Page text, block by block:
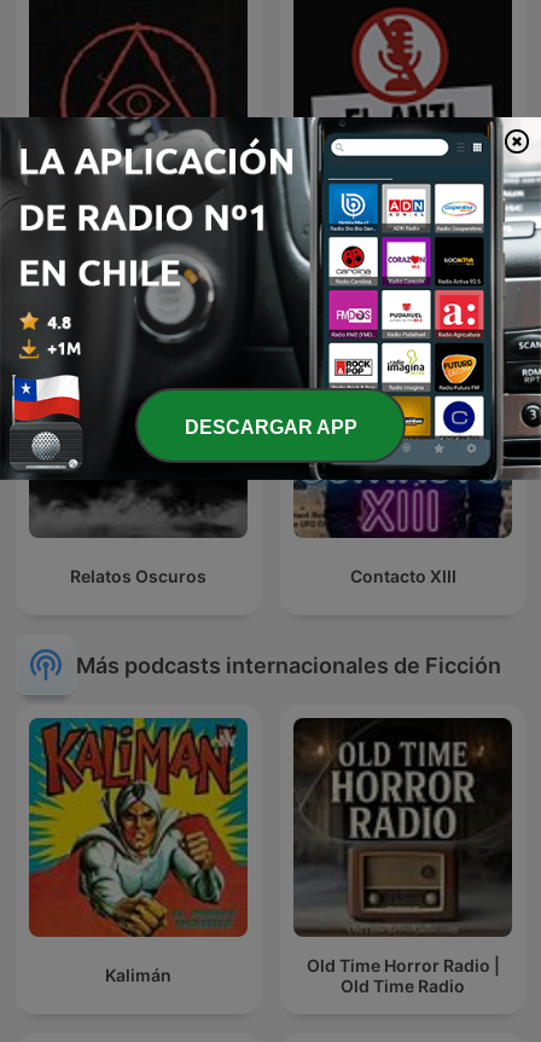
Paranormal El Antipodcast
Relatos Oscuros Contacto XIII
Más podcasts internacionales de Ficción
Kalimán
Old Time Horror Radio |
Old Time Radio
DESCARGAR APP